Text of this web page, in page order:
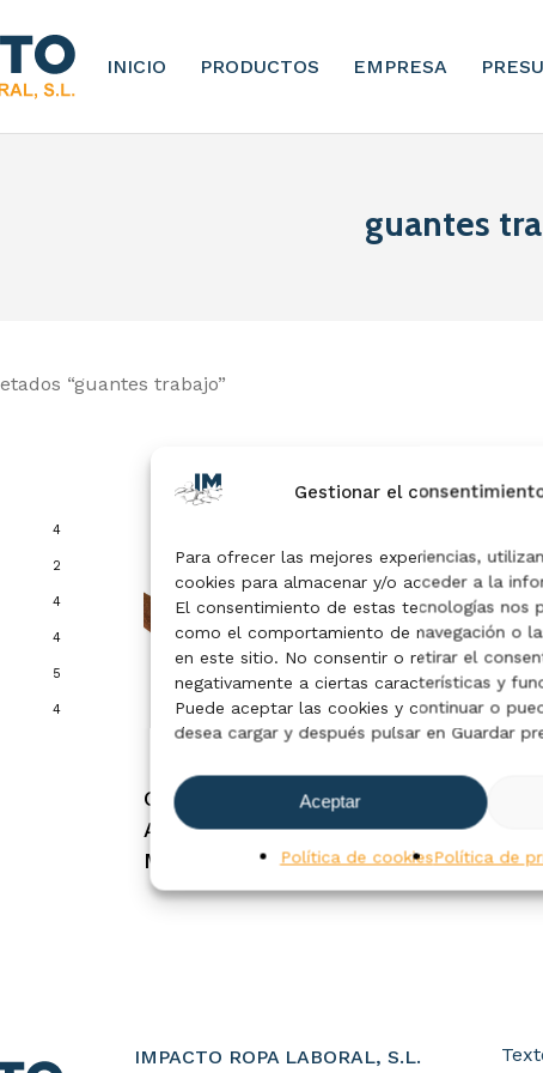
Gestionar el
Para ofrecer las mejores experiencias,
cookies para almacenar y/o acceder a la
El consentimiento de estas tecnologías nos
como el comportamiento de navegación o
en este sitio. No consentir o retirar el
negativamente a ciertas características y
Puede aceptar las cookies y continuar o
desea cargar y después pulsar en Guardar
Aceptar
Política de cookiesPolítica de
INICIO PRODUCTOS EMPRESA
guantes
“guantes trabajo”
4
2
4
4
5
4
Guantes de Trabajo
Americano Reforzado
MarcaPL 788NEAMA
Guantes
Americano
MarcaPL
IMPACTO ROPA LABORAL, S.L.